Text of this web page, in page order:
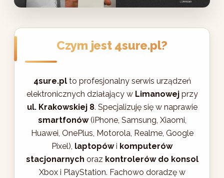
Czym jest 4sure.pl?
4sure.plto profesjonalny serwis urządzeń
elektronicznych działający w Limanowejprzy
ul. Krakowskiej 8. Specjalizuję się w naprawie
smartfonów(iPhone, Samsung, Xiaomi,
Huawei, OnePlus, Motorola, Realme, Google
Pixel), laptopówi komputerów
stacjonarnych oraz kontrolerów do konsol
Xbox i PlayStation. Fachowo doradzę w